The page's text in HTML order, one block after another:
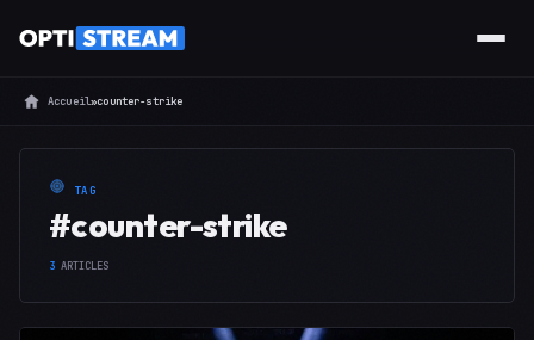
Accueil»counter-strike
TAG
#counter-strike
3 ARTICLES